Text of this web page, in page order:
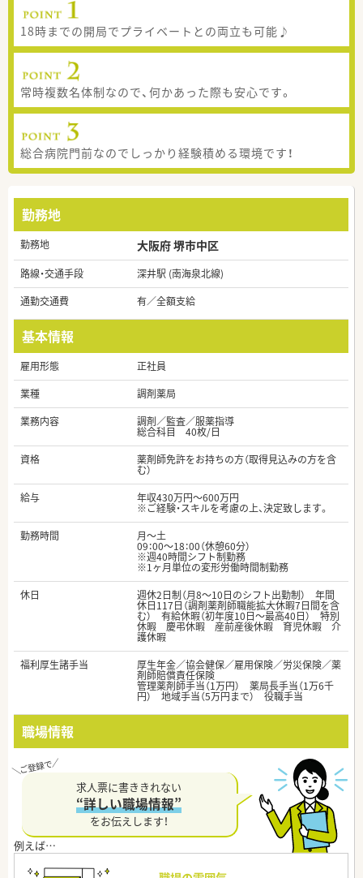
18時までの開局でプライベートとの両立も可能♪
常時複数名体制なので、何かあった際も安心です。
総合病院門前なのでしっかり経験積める環境です！
勤務地
勤務地 大阪府 堺市中区
路線・交通手段
深井駅 (南海泉北線)
通勤交通費
有／全額支給
基本情報
雇用形態
正社員
業種
調剤薬局
業務内容
調剤／監査／服薬指導
総合科目 40枚/日
資格
薬剤師免許をお持ちの方（取得見込みの方を含
む）
給与
年収430万円～600万円
※ご経験・スキルを考慮の上、決定致します。
勤務時間
月～土
09：00～18：00（休憩60分）
※週40時間シフト制勤務
※1ヶ月単位の変形労働時間制勤務
休日
週休2日制（月8～10日のシフト出勤制） 年間
休日117日（調剤薬剤師職能拡大休暇7日間を含
む） 有給休暇（初年度10日～最高40日） 特別
休暇 慶弔休暇 産前産後休暇 育児休暇 介
護休暇
福利厚生諸手当
厚生年金／協会健保／雇用保険／労災保険／薬
剤師賠償責任保険
管理薬剤師手当（1万円） 薬局長手当（1万6千
円） 地域手当（5万円まで） 役職手当
職場情報
求人票に書ききれない
“詳しい職場情報”
をお伝えします！